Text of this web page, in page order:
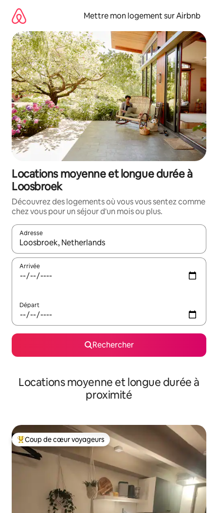
directement
contenu
Mettre mon logement sur Airbnb
Locations moyenne et longue durée à
Loosbroek
Découvrez des logements où vous vous sentez comme
chez vous pour un séjour d'un mois ou plus.
Adresse
Lorsque les résultats s'affichent, utilisez les flèches vers le
Arrivée
Départ
Rechercher
Locations moyenne et longue durée à
proximité
Coups de cœur voyageurs les plus appréciés
Coup de cœur voyageurs